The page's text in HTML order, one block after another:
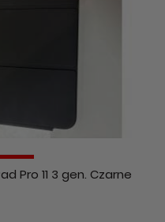
Pro 11 3 gen. Czarne